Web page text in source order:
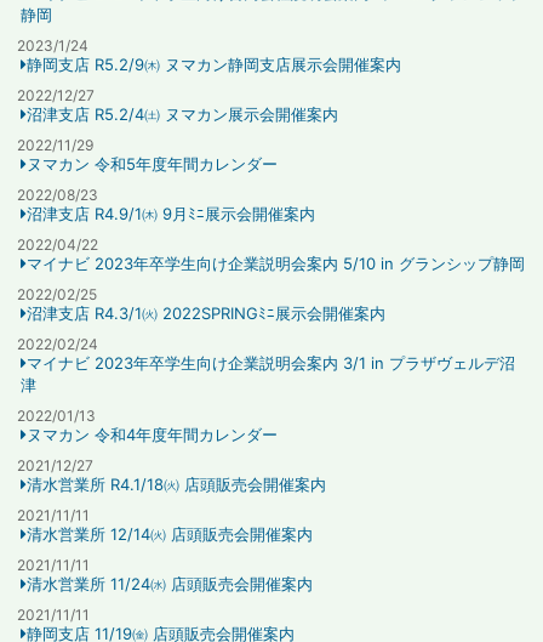
静岡
2023/1/24
静岡支店 R5.2/9㈭ ヌマカン静岡支店展示会開催案内
2022/12/27
沼津支店 R5.2/4㈯ ヌマカン展示会開催案内
2022/11/29
ヌマカン 令和5年度年間カレンダー
2022/08/23
沼津支店 R4.9/1㈭ 9月ﾐﾆ展示会開催案内
2022/04/22
マイナビ 2023年卒学生向け企業説明会案内 5/10 in グランシップ静岡
2022/02/25
沼津支店 R4.3/1㈫ 2022SPRINGﾐﾆ展示会開催案内
2022/02/24
マイナビ 2023年卒学生向け企業説明会案内 3/1 in プラザヴェルデ沼
津
2022/01/13
ヌマカン 令和4年度年間カレンダー
2021/12/27
清水営業所 R4.1/18㈫ 店頭販売会開催案内
2021/11/11
清水営業所 12/14㈫ 店頭販売会開催案内
2021/11/11
清水営業所 11/24㈬ 店頭販売会開催案内
2021/11/11
静岡支店 11/19㈮ 店頭販売会開催案内